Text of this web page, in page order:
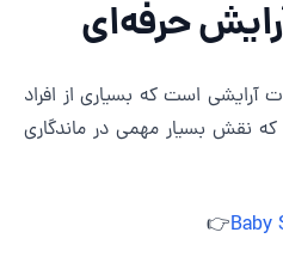
حرفه‌ای
است که بسیاری از افراد
نقش بسیار مهمی در ماندگاری
👉